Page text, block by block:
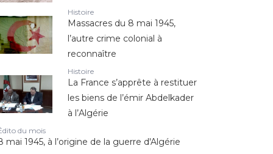
Histoire
Massacres du 8 mai 1945,
l’autre crime colonial à
reconnaître
Histoire
La France s’apprête à restituer
les biens de l’émir Abdelkader
à l’Algérie
du mois
mai 1945, à l’origine de la guerre d'Algérie